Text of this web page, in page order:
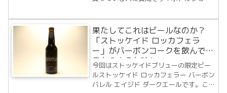
を見ていて、「あっ、このビールっても
しかして前に飲んだことのある〇〇ブリ
ュワリーのかも？」って思うことがあり
ませんか？私...
果たしてこれはビールなのか？
「ストッケイド ロッカフェラ
ー」がバーボンコークを飲んでい
るかのような味わい
今回はストッケイドブリューの限定ビー
ルストッケイド ロッカフェラー バーボン
バレル エイジド ダークエールです。この